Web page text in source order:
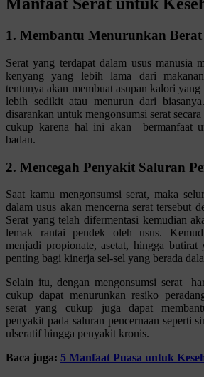
Manfaat Serat untuk
1. Membantu Menurunkan
Serat yang terdapat dalam usus manusia
kenyang yang lebih lama dari
tentunya akan membuat asupan kalori
lebih sedikit atau menurun dari
disarankan untuk mengonsumsi serat
cukup karena hal ini akan bermanfaat
badan.
2. Mencegah Penyakit Saluran
Saat kamu mengonsumsi serat, maka
dalam usus akan mencerna serat tersebut
Serat yang telah difermentasi kemudian
lemak rantai pendek oleh usus.
menjadi propionate, asetat, hingga
penting bagi kinerja sel-sel yang berada
Selain itu, dengan mengonsumsi serat
cukup dapat menurunkan resiko
serat yang cukup juga dapat
penyakit pada saluran pencernaan seperti
ulseratif hingga penyakit kronis.
Baca juga: 5 Manfaat Puasa untuk